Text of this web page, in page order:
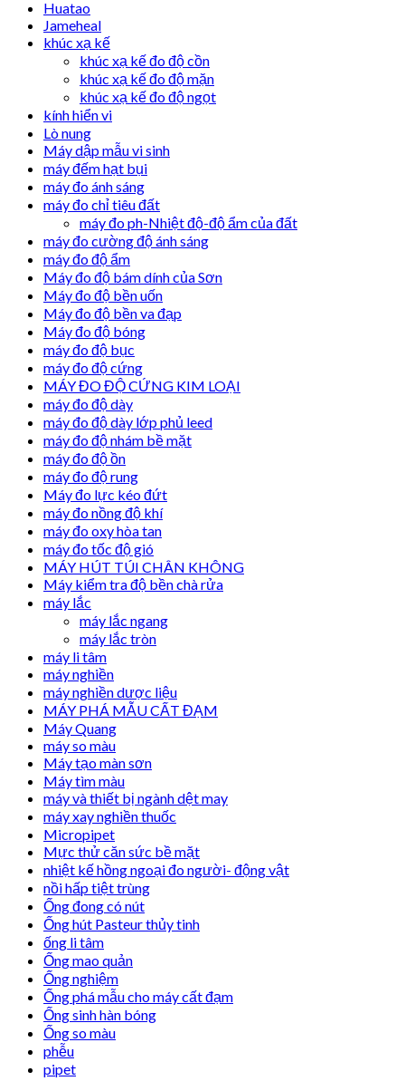
Huatao
Jameheal
khúc xạ kế
khúc xạ kế đo độ cồn
khúc xạ kế đo độ mặn
khúc xạ kế đo độ ngọt
kính hiển vi
Lò nung
Máy dập mẫu vi sinh
máy đếm hạt bụi
máy đo ánh sáng
máy đo chỉ tiêu đất
máy đo ph-Nhiệt độ-độ ẩm của đất
máy đo cường độ ánh sáng
máy đo độ ẩm
Máy đo độ bám dính của Sơn
Máy đo độ bền uốn
Máy đo độ bền va đạp
Máy đo độ bóng
máy đo độ bục
máy đo độ cứng
MÁY ĐO ĐỘ CỨNG KIM LOẠI
máy đo độ dày
máy đo độ dày lớp phủ leed
máy đo độ nhám bề mặt
máy đo độ ồn
máy đo độ rung
Máy đo lực kéo đứt
máy đo nồng độ khí
máy đo oxy hòa tan
máy đo tốc độ gió
MÁY HÚT TÚI CHÂN KHÔNG
Máy kiểm tra độ bền chà rửa
máy lắc
máy lắc ngang
máy lắc tròn
máy li tâm
máy nghiền
máy nghiền dược liệu
MÁY PHÁ MẪU CẤT ĐẠM
Máy Quang
máy so màu
Máy tạo màn sơn
Máy tìm màu
máy và thiết bị ngành dệt may
máy xay nghiền thuốc
Micropipet
Mực thử căn sức bề mặt
nhiệt kế hồng ngoại đo người- động vật
nồi hấp tiệt trùng
Ống đong có nút
Ống hút Pasteur thủy tinh
ống li tâm
Ống mao quản
Ống nghiệm
Ống phá mẫu cho máy cất đạm
Ống sinh hàn bóng
Ống so màu
phễu
pipet